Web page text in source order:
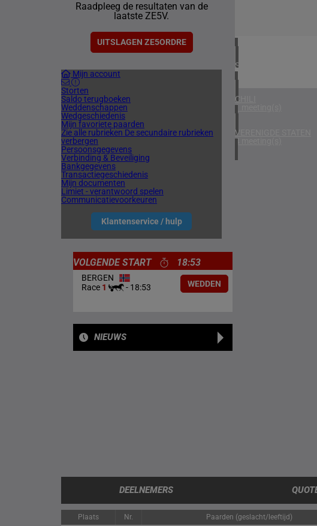
Raadpleeg de resultaten van de
laatste ZE5V.
UITSLAGEN ZE5ORDRE
Mijn account
Storten
Saldo terugboeken
Weddenschappen
Wedgeschiedenis
Mijn favoriete paarden
Zie alle rubrieken De secundaire rubrieken
verbergen
Persoonsgegevens
Verbinding & Beveiliging
Bankgegevens
Transactiegeschiedenis
Mijn documenten
Limiet - verantwoord spelen
Communicatievoorkeuren
Klantenservice / hulp
1 meeting(s)
SPANJE
1 meeting(s)
CHILI
1 meeting(s)
VERENIGDE STATEN
4 meeting(s)
VOLGENDE START 18:53
BERGEN
Race1 - 18:53 WEDDEN
NIEUWS
DEELNEMERS
Plaats Nr. Paarden (geslacht/leeftijd)